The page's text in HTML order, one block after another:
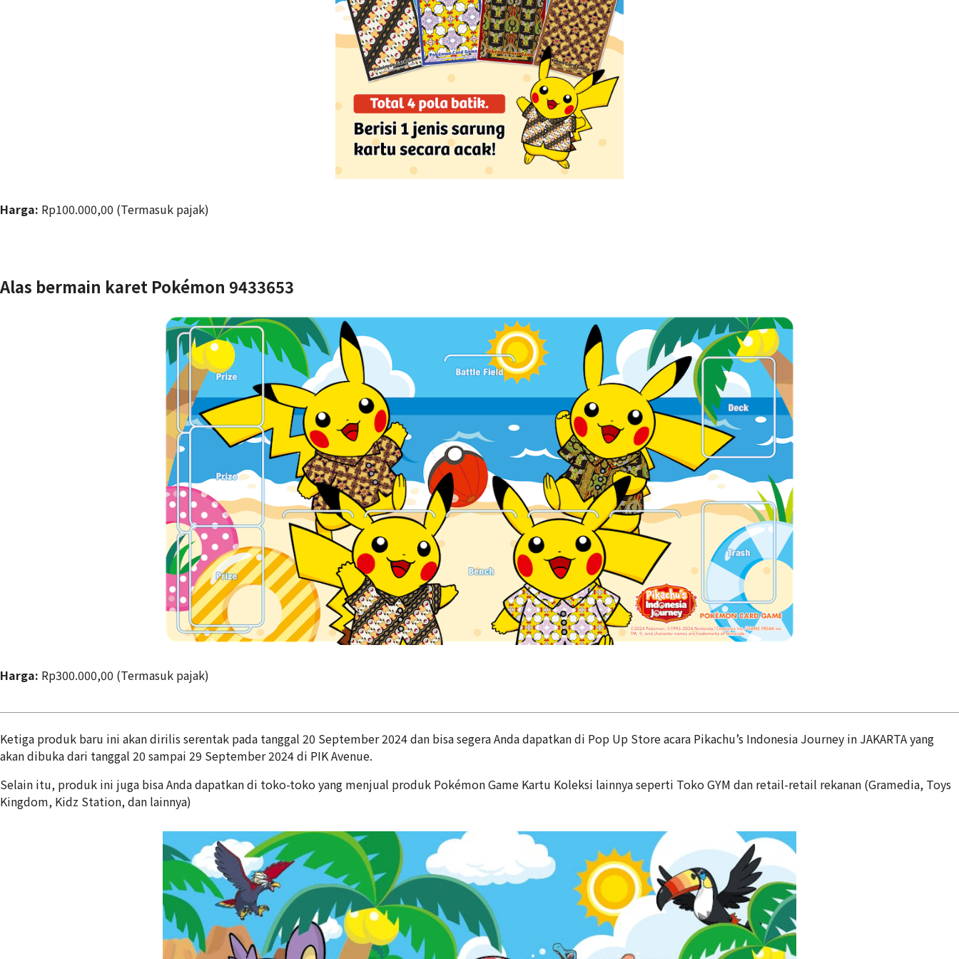
Harga: Rp100.000,00 (Termasuk pajak)
Alas bermain karet Pokémon 9433653
Harga: Rp300.000,00 (Termasuk pajak)
Ketiga produk baru ini akan dirilis serentak pada tanggal 20 September 2024 dan bisa segera Anda dapatkan di Pop Up Store acara Pikachu’s Indonesia Journey in JAKARTA yang
akan dibuka dari tanggal 20 sampai 29 September 2024 di PIK Avenue.
Selain itu, produk ini juga bisa Anda dapatkan di toko-toko yang menjual produk Pokémon Game Kartu Koleksi lainnya seperti Toko GYM dan retail-retail rekanan (Gramedia, Toys
Kingdom, Kidz Station, dan lainnya)